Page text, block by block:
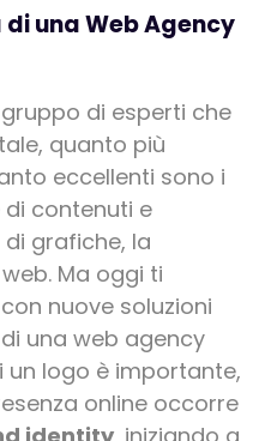
una Web Agency
di esperti che
quanto più
eccellenti sono i
contenuti e
grafiche, la
Ma oggi ti
nuove soluzioni
una web agency
un logo è importante,
online occorre